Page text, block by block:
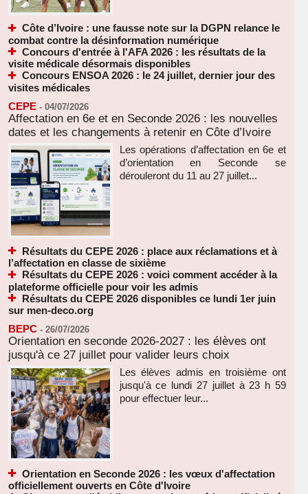
Côte d’Ivoire : une fausse note sur la DGPN relance le
combat contre la désinformation numérique
Concours d'entrée à l'AFA 2026 : les résultats de la
visite médicale désormais disponibles
Concours ENSOA 2026 : le 24 juillet, dernier jour des
visites médicales
CEPE - 04/07/2026
Affectation en 6e et en Seconde 2026 : les nouvelles
dates et les changements à retenir en Côte d’Ivoire
Les opérations d’affectation en 6e et
d’orientation en Seconde se
dérouleront du 11 au 27 juillet...
Résultats du CEPE 2026 : place aux réclamations et à
l’affectation en classe de sixième
Résultats du CEPE 2026 : voici comment accéder à la
plateforme officielle pour voir les admis
Résultats du CEPE 2026 disponibles ce lundi 1er juin
sur men-deco.org
BEPC - 26/07/2026
Orientation en seconde 2026-2027 : les élèves ont
jusqu'à ce 27 juillet pour valider leurs choix
Les élèves admis en troisième ont
jusqu'à ce lundi 27 juillet à 23 h 59
pour effectuer leur...
Orientation en Seconde 2026 : les vœux d'affectation
officiellement ouverts en Côte d'Ivoire